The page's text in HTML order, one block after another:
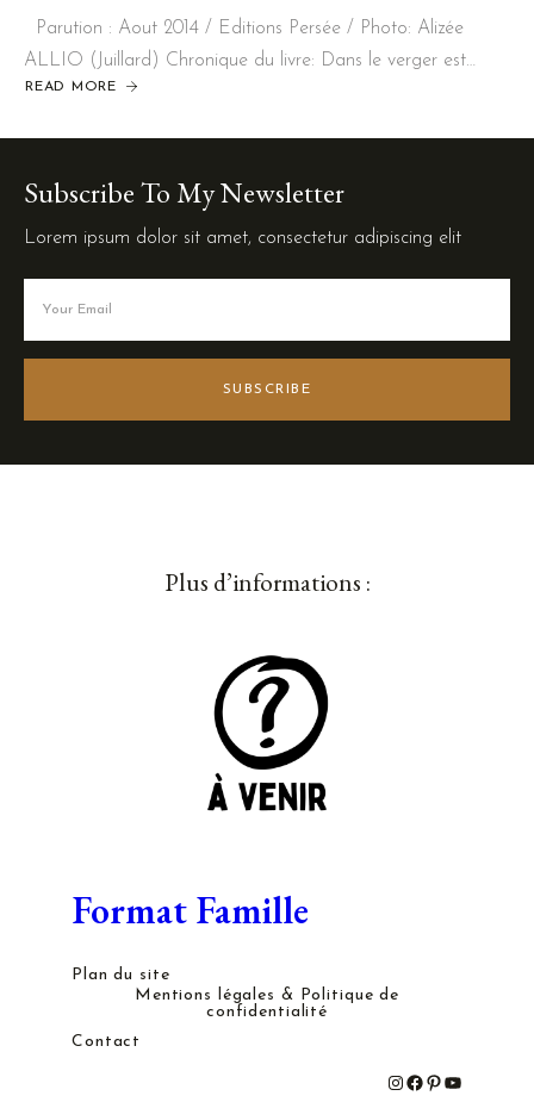
Parution : Aout 2014 / Editions Persée / Photo: Alizée
ALLIO (Juillard) Chronique du livre: Dans le verger est…
READ MORE
Subscribe To My Newsletter
Lorem ipsum dolor sit amet, consectetur adipiscing elit
SUBSCRIBE
Plus d’informations :
Format Famille
Plan du site
Mentions légales & Politique de
confidentialité
Contact
# # # #